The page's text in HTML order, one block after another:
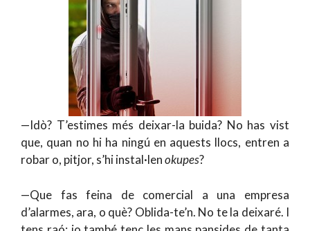
—Idò? T’estimes més deixar-la buida? No has vist
que, quan no hi ha ningú en aquests llocs, entren a
robar o, pitjor, s’hi instal·lenokupes?
—Que fas feina de comercial a una empresa
d’alarmes, ara, o què? Oblida-te’n. No te la deixaré. I